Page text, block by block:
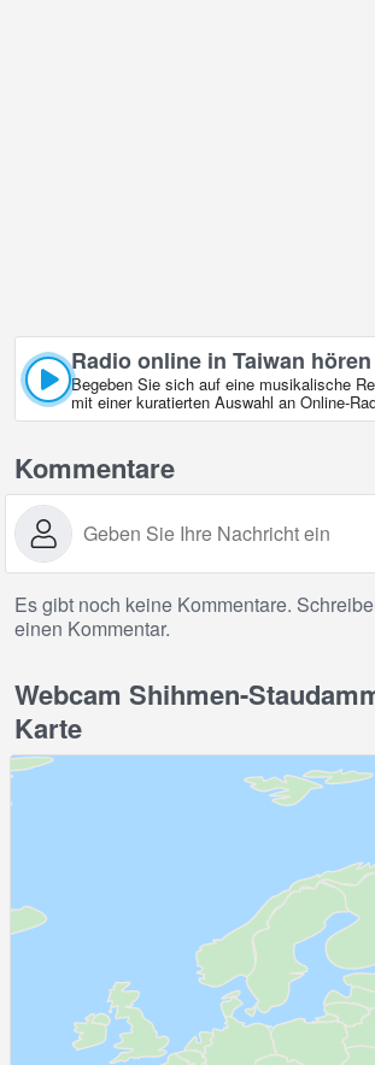
Radio online in Taiwan hören
Begeben Sie sich auf eine musikalische
mit einer kuratierten Auswahl an
Kommentare
Es gibt noch keine Kommentare.
einen Kommentar.
Webcam Shihmen-
Karte